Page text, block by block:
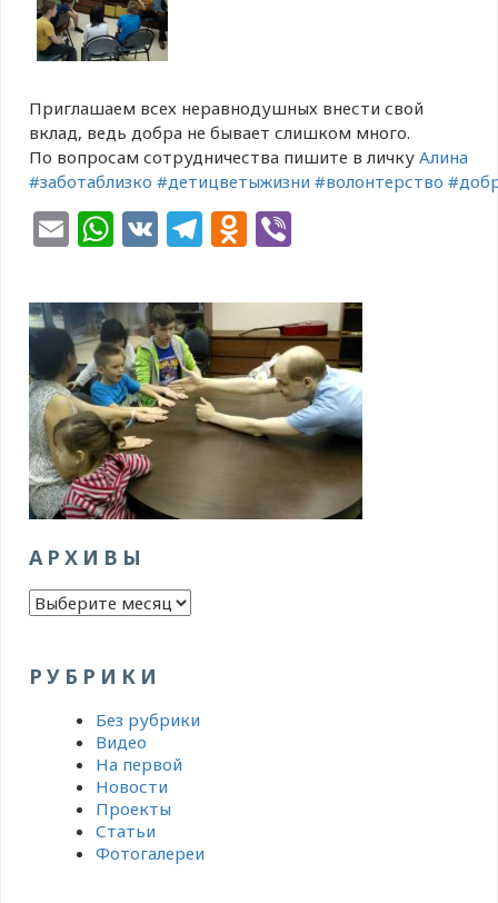
Приглашаем всех неравнодушных внести свой
вклад, ведь добра не бывает слишком много.
По вопросам сотрудничества пишите в личку Алина
#заботаблизко #детицветыжизни #волонтерство
EmailWhatsApp
VK Telegram
Odnoklassniki
АРХИВЫ
Архивы
РУБРИКИ
Без рубрики
Видео
На первой
Новости
Проекты
Статьи
Фотогалереи